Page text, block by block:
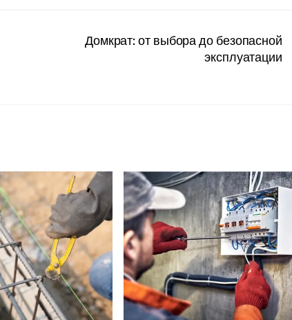
Домкрат: от выбора до безопасной
эксплуатации